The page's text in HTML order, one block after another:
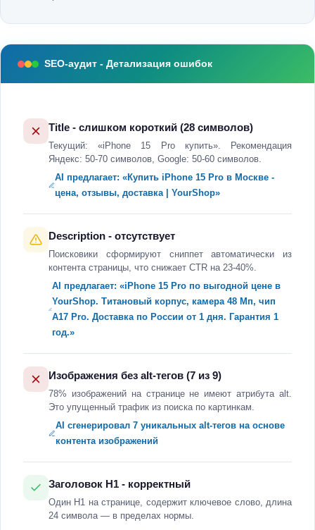
SEO-аудит - Детализация ошибок
Title - слишком короткий (28 символов)
Текущий: «iPhone 15 Pro купить». Рекомендация
Яндекс: 50-70 символов, Google: 50-60 символов.
AI предлагает: «Купить iPhone 15 Pro в Москве -
цена, отзывы, доставка | YourShop»
Description - отсутствует
Поисковики сформируют сниппет автоматически из
контента страницы, что снижает CTR на 23-40%.
AI предлагает: «iPhone 15 Pro по выгодной цене в
YourShop. Титановый корпус, камера 48 Мп, чип
A17 Pro. Доставка по России от 1 дня. Гарантия 1
год.»
Изображения без alt-тегов (7 из 9)
78% изображений на странице не имеют атрибута alt.
Это упущенный трафик из поиска по картинкам.
AI сгенерировал 7 уникальных alt-тегов на основе
контента изображений
Заголовок H1 - корректный
Один H1 на странице, содержит ключевое слово, длина
24 символа — в пределах нормы.